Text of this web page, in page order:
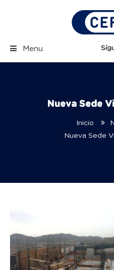
Certus
Menu
Nueva Sede
Inicio
Nueva Sede